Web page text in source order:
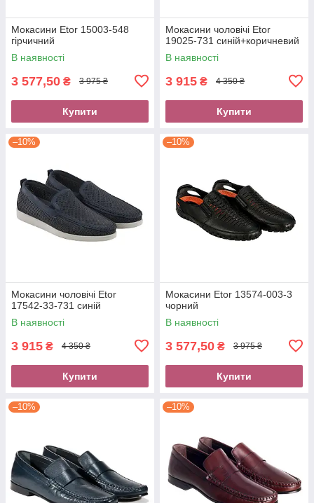
Мокасини Etor 15003-548
гірчичний
В наявності
3 577,50 ₴ 3 975 ₴
Купити
Мокасини чоловічі Etor
19025-731 синій+коричневий
В наявності
3 915 ₴ 4 350 ₴
Купити
–10%
Мокасини чоловічі Etor
17542-33-731 синій
В наявності
3 915 ₴ 4 350 ₴
Купити
–10%
Мокасини Etor 13574-003-3
чорний
В наявності
3 577,50 ₴ 3 975 ₴
Купити
–10% –10%